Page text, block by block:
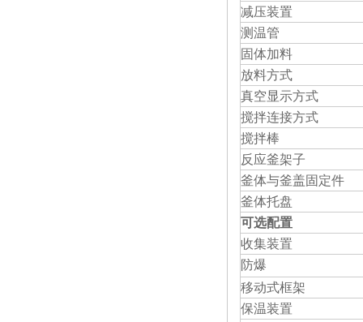
减压装置
测温管
固体加料
放料方式
真空显示方式
搅拌连接方式
搅拌棒
反应釜架子
釜体与釜盖固定件
釜体托盘
可选配置
收集装置
防爆
移动式框架
保温装置